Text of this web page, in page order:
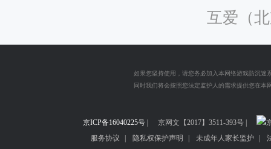
互爱（
如果您坚持使用，请您务必加入本网络游戏防沉迷
同时我们将会按照您法定监护人的需求提供您在本
包括长时间游戏可能不利于您的身心健康等。为了您的健康
京ICP备16040225号 | 京网文【2017】3511-393号 |
服务协议
隐私权保护声明 未成年人家长监护